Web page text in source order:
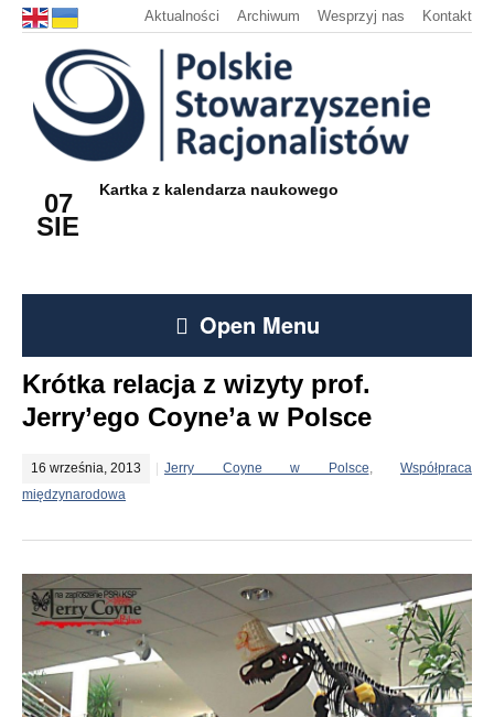
Aktualności Archiwum Wesprzyj nas Kontakt
07
SIE
Kartka z kalendarza naukowego
Open Menu
Krótka relacja z wizyty prof.
Jerry’ego Coyne’a w Polsce
16 września, 2013 Jerry Coyne w Polsce, Współpraca
międzynarodowa